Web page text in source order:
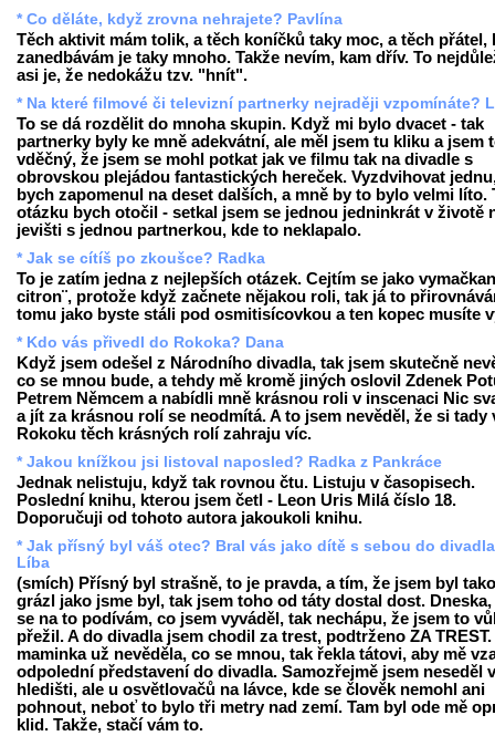
* Co děláte, když zrovna nehrajete? Pavlína
Těch aktivit mám tolik, a těch koníčků taky moc, a těch přátel,
zanedbávám je taky mnoho. Takže nevím, kam dřív. To
asi je, že nedokážu tzv. "hnít".
* Na které filmové či televizní partnerky nejraději vzpomínáte?
To se dá rozdělit do mnoha skupin. Když mi bylo dvacet - tak
partnerky byly ke mně adekvátní, ale měl jsem tu kliku a jsem
vděčný, že jsem se mohl potkat jak ve filmu tak na divadle s
obrovskou plejádou fantastických hereček. Vyzdvihovat
bych zapomenul na deset dalších, a mně by to bylo velmi líto.
otázku bych otočil - setkal jsem se jednou jedninkrát v životě
jevišti s jednou partnerkou, kde to neklapalo.
* Jak se cítíš po zkoušce? Radka
To je zatím jedna z nejlepších otázek. Cejtím se jako
citron¨, protože když začnete nějakou roli, tak já to
tomu jako byste stáli pod osmitisícovkou a ten kopec musíte
* Kdo vás přivedl do Rokoka? Dana
Když jsem odešel z Národního divadla, tak jsem skutečně
co se mnou bude, a tehdy mě kromě jiných oslovil Zdenek
Petrem Němcem a nabídli mně krásnou roli v inscenaci Nic
a jít za krásnou rolí se neodmítá. A to jsem nevěděl, že si tady
Rokoku těch krásných rolí zahraju víc.
* Jakou knížkou jsi listoval naposled? Radka z Pankráce
Jednak nelistuju, když tak rovnou čtu. Listuju v časopisech.
Poslední knihu, kterou jsem četl - Leon Uris Milá číslo 18.
Doporučuji od tohoto autora jakoukoli knihu.
* Jak přísný byl váš otec? Bral vás jako dítě s sebou do
Líba
(smích) Přísný byl strašně, to je pravda, a tím, že jsem byl
grázl jako jsme byl, tak jsem toho od táty dostal dost.
se na to podívám, co jsem vyváděl, tak nechápu, že jsem to
přežil. A do divadla jsem chodil za trest, podtrženo ZA
maminka už nevěděla, co se mnou, tak řekla tátovi, aby mě
odpolední představení do divadla. Samozřejmě jsem neseděl v
hledišti, ale u osvětlovačů na lávce, kde se člověk nemohl ani
pohnout, neboť to bylo tři metry nad zemí. Tam byl ode mě
klid. Takže, stačí vám to.